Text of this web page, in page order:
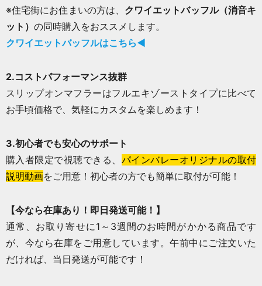
※住宅街にお住まいの方は、 クワイエットバッフル（消音キ
ット） の同時購入をおススメします。
クワイエットバッフルはこちら◀
2.コストパフォーマンス抜群
スリップオンマフラーはフルエキゾーストタイプに比べて
お手頃価格で、気軽にカスタムを楽しめます！
3.初心者でも安心のサポート
購入者限定で視聴できる、 パインバレーオリジナルの取付
説明動画をご用意！初心者の方でも簡単に取付が可能！
【今なら在庫あり！即日発送可能！ 】
通常、お取り寄せに1～3週間のお時間がかかる商品です
が、今なら在庫をご用意しています。午前中にご注文いた
だければ、当日発送が可能です！